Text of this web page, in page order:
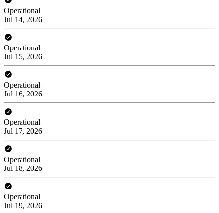
Operational
Jul 14, 2026
Operational
Jul 15, 2026
Operational
Jul 16, 2026
Operational
Jul 17, 2026
Operational
Jul 18, 2026
Operational
Jul 19, 2026